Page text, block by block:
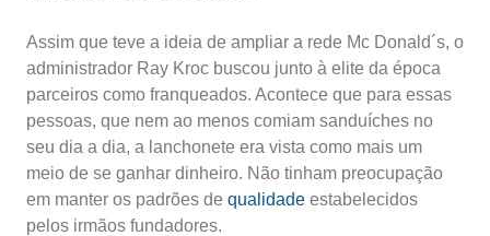
Assim que teve a ideia de ampliar a rede Mc Donald´s, o
administrador Ray Kroc buscou junto à elite da época
parceiros como franqueados. Acontece que para essas
pessoas, que nem ao menos comiam sanduíches no
seu dia a dia, a lanchonete era vista como mais um
meio de se ganhar dinheiro. Não tinham preocupação
em manter os padrões de qualidade estabelecidos
pelos irmãos fundadores.